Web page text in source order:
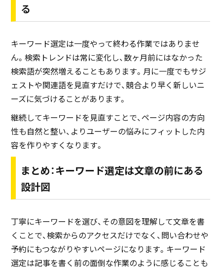
る
キーワード選定は一度やって終わる作業ではありませ
ん。検索トレンドは常に変化し、数ヶ月前にはなかった
検索語が突然増えることもあります。月に一度でもサジ
ェストや関連語を見直すだけで、競合より早く新しいニ
ーズに気づけることがあります。
継続してキーワードを見直すことで、ページ内容の方向
性も自然と整い、よりユーザーの悩みにフィットした内
容を作りやすくなります。
まとめ：キーワード選定は文章の前にある
設計図
丁寧にキーワードを選び、その意図を理解して文章を書
くことで、検索からのアクセスだけでなく、問い合わせや
予約にもつながりやすいページになります。キーワード
選定は記事を書く前の面倒な作業のように感じることも